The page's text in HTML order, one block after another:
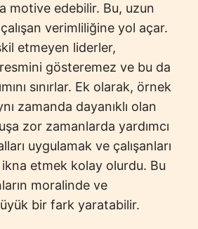
motive edebilir. Bu, uzun
verimliliğine yol açar.
etmeyen liderler,
gösteremez ve bu da
sınırlar. Ek olarak, örnek
zamanda dayanıklı olan
zor zamanlarda yardımcı
uygulamak ve çalışanları
etmek kolay olurdu. Bu
moralinde ve
bir fark yaratabilir.